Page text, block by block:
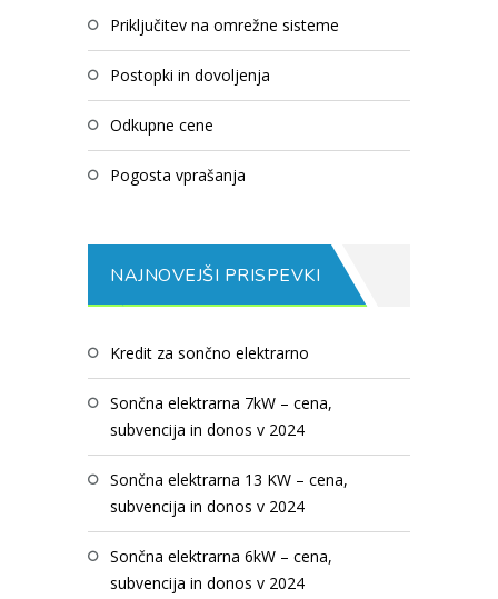
priključitev na omrežne sisteme
postopki in dovoljenja
odkupne cene
pogosta vprašanja
NAJNOVEJŠI PRISPEVKI
Kredit za sončno elektrarno
Sončna elektrarna 7kW – cena,
subvencija in donos v 2024
Sončna elektrarna 13 KW – cena,
subvencija in donos v 2024
Sončna elektrarna 6kW – cena,
subvencija in donos v 2024